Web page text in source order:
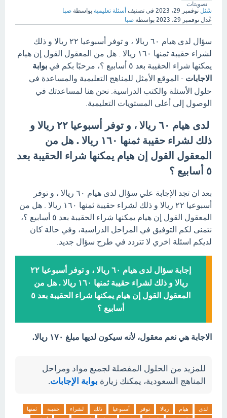
تصويتات
سُئل نوفمبر 29، 2023 في تصنيف أسئلة تعليمية بواسطة صبا
عُدل نوفمبر 29، 2023 بواسطة صبا
سؤال لدى هيام ٦٠ ريالا ، و توفر أسبوعيا ٢٢ ريالا و ذلك
لشراء حقيبة ثمنها ١٦٠ ريالا . هل من المعقول القول إن هيام
يمكنها شراء الحقيبة بعد ٥ أسابيع ؟، مرحبًا بكم في
بوابة
الاجابات - الموقع الأمثل للمناهج التعليمية والمساعدة في
حلول الأسئلة والكتب الدراسية. نحن هنا لمساعدتك في
الوصول إلى أعلى المستويات التعليمية.
لدى هيام ٦٠ ريالا ، و توفر أسبوعيا ٢٢ ريالا و
ذلك لشراء حقيبة ثمنها ١٦٠ ريالا . هل من
المعقول القول إن هيام يمكنها شراء الحقيبة بعد
٥ أسابيع ؟
بعد ان تجد الإجابة علي سؤال لدى هيام ٦٠ ريالا ، و توفر
أسبوعيا ٢٢ ريالا و ذلك لشراء حقيبة ثمنها ١٦٠ ريالا . هل من
المعقول القول إن هيام يمكنها شراء الحقيبة بعد ٥ أسابيع ؟،
نتمنى لكم التوفيق في المراحل الدراسية، وفي حالة كان
لديكم اسئلة اخري لا تتردد في طرح سؤال جديد.
إجابة سؤال لدى هيام ٦٠ ريالا ، و توفر أسبوعيا ٢٢
ريالا و ذلك لشراء حقيبة ثمنها ١٦٠ ريالا . هل من
المعقول القول إن هيام يمكنها شراء الحقيبة بعد ٥
أسابيع ؟
الاجابة هي نعم معقول، لأنه سيكون لديها مبلغ ۱۷۰ ريالا.
للمزيد من الحلول المفصلة لجميع مواد ومراحل
المناهج السعودية، يمكنك زيارة بوابة الإجابات.
لدى هيام ريالا توفر أسبوعيا ذلك لشراء حقيبة
ثمنها